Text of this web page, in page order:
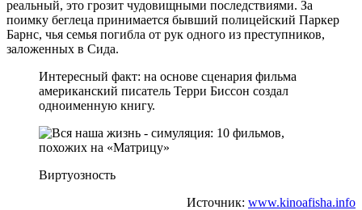
реальный, это грозит чудовищными последствиями. За
поимку беглеца принимается бывший полицейский Паркер
Барнс, чья семья погибла от рук одного из преступников,
заложенных в Сида.
Интересный факт: на основе сценария фильма
американский писатель Терри Биссон создал
одноименную книгу.
Виртуозность ​​​​​​
Источник: www.kinoafisha.info